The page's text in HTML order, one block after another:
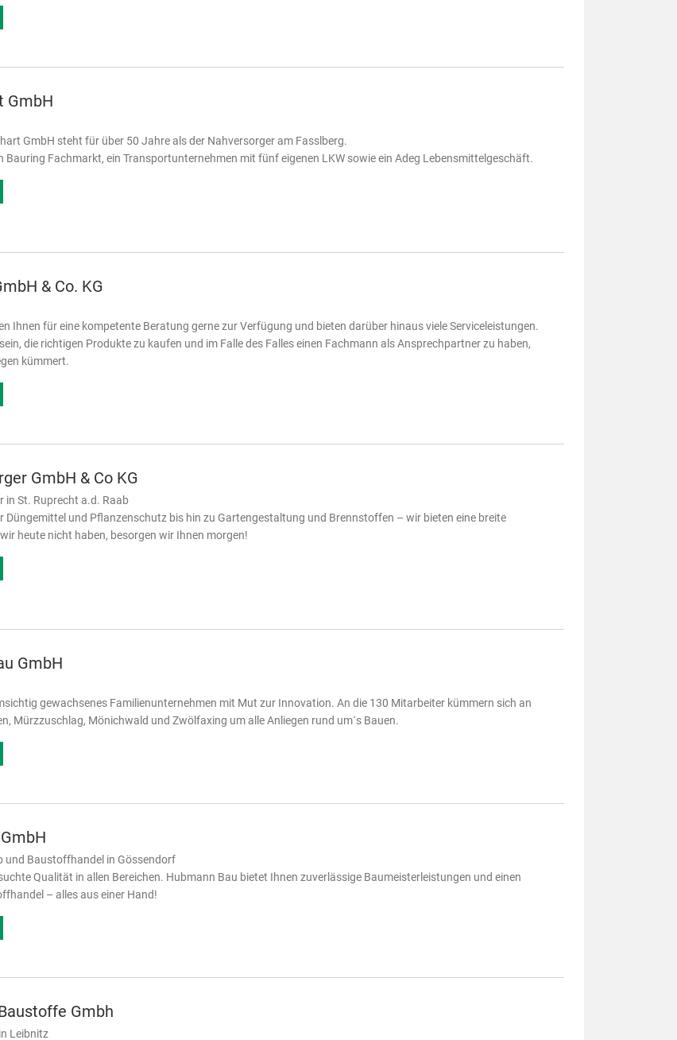
GmbH
GmbH steht für über 50 Jahre als der Nahversorger am Fasslberg.
Bauring Fachmarkt, ein Transportunternehmen mit fünf eigenen LKW sowie ein Adeg Lebensmittelgeschäft.
& Co. KG
Ihnen für eine kompetente Beratung gerne zur Verfügung und bieten darüber hinaus viele Serviceleistungen.
die richtigen Produkte zu kaufen und im Falle des Falles einen Fachmann als Ansprechpartner zu haben,
kümmert.
GmbH & Co KG
in St. Ruprecht a.d. Raab
Düngemittel und Pflanzenschutz bis hin zu Gartengestaltung und Brennstoffen – wir bieten eine breite
heute nicht haben, besorgen wir Ihnen morgen!
GmbH
gewachsenes Familienunternehmen mit Mut zur Innovation. An die 130 Mitarbeiter kümmern sich an
Mürzzuschlag, Mönichwald und Zwölfaxing um alle Anliegen rund um´s Bauen.
und Baustoffhandel in Gössendorf
Qualität in allen Bereichen. Hubmann Bau bietet Ihnen zuverlässige Baumeisterleistungen und einen
– alles aus einer Hand!
Gmbh
Leibnitz